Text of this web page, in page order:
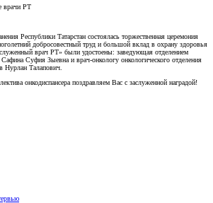
врачи РТ
Республики Татарстан состоялась торжественная церемония
добросовестный труд и большой вклад в охрану здоровья
врач РТ» были удостоены: заведующая отделением
Суфия Зыевна и врач-онкологу онкологического отделения
Талапович.
онкодиспансера поздравляем Вас с заслуженной наградой!